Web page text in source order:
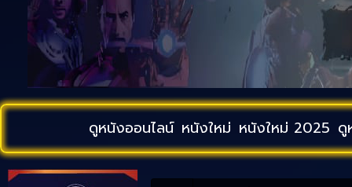
ดูหนังออนไลน์ หนังใหม่ หนังใหม่ 2025 ดู